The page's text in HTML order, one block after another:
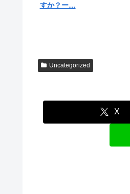
すか？ー…
Uncategorized
X